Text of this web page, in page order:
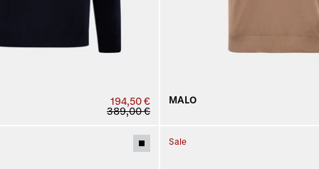
194,50 €
389,00 €
MALO
Sale